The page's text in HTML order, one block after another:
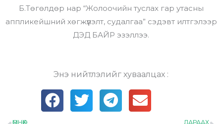
Б.Төгөлдөр нар “Жолоочийн туслах гар утасны
аппликейшний хөгжүүлэлт, судалгаа” сэдэвт илтгэлээр
ДЭД БАЙР эзэллээ.
Энэ нийтлэлийг хуваалцах :
ӨМНӨХ ДАРААХ